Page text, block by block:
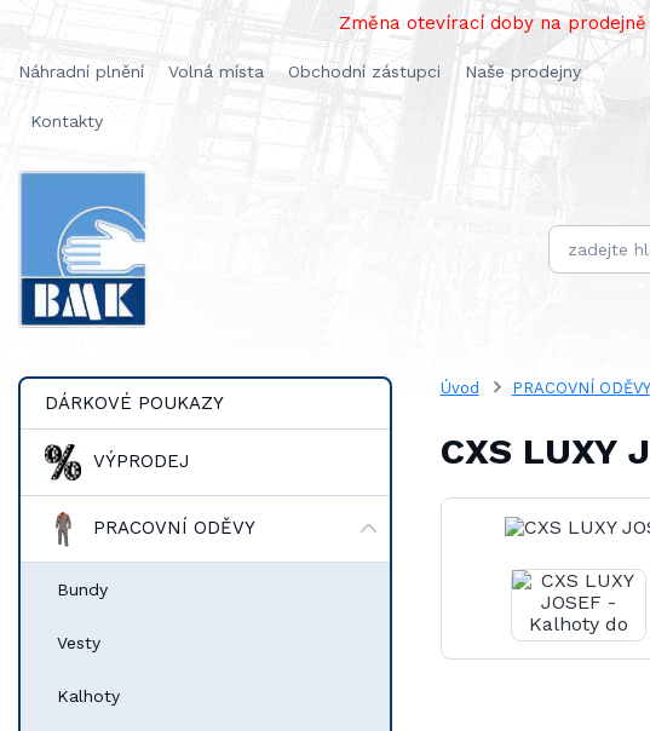
Změna otevírací doby na prodejně
Náhradní plnění Volná místa Obchodní zástupci Naše prodejny
Kontakty
DÁRKOVÉ POUKAZY
VÝPRODEJ
PRACOVNÍ ODĚVY
Bundy
Vesty
Kalhoty
Úvod PRACOVNÍ ODĚVY
CXS LUXY